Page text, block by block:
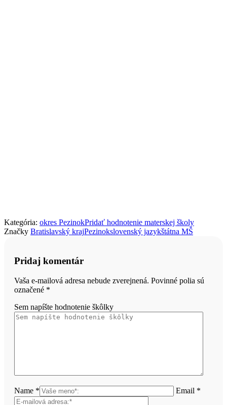
Kategória: okres PezinokPridať hodnotenie materskej školy
Značky Bratislavský krajPezinokslovenský jazykštátna MŠ
Pridaj komentár
Vaša e-mailová adresa nebude zverejnená. Povinné polia sú
označené *
Sem napíšte hodnotenie škôlky
Name * Email *